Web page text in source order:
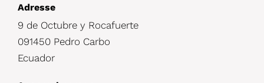
D
e
t
a
Adresse
9 de Octubre y Rocafuerte
091450 Pedro Carbo
Ecuador